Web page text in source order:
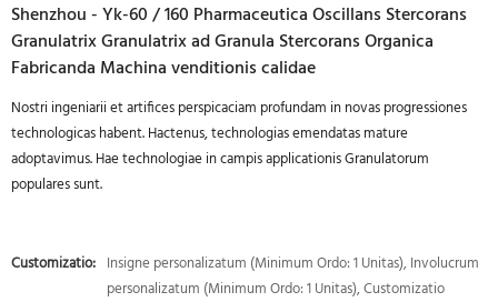
Shenzhou - Yk-60 / 160 Pharmaceutica Oscillans Stercorans
Granulatrix Granulatrix ad Granula Stercorans Organica
Fabricanda Machina venditionis calidae
Nostri ingeniarii et artifices perspicaciam profundam in novas progressiones
technologicas habent. Hactenus, technologias emendatas mature
adoptavimus. Hae technologiae in campis applicationis Granulatorum
populares sunt.
Customizatio: Insigne personalizatum (Minimum Ordo: 1 Unitas), Involucrum
personalizatum (Minimum Ordo: 1 Unitas), Customizatio